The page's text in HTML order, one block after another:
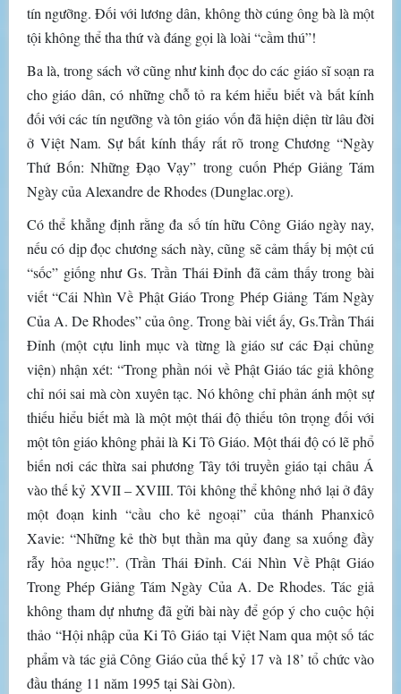
tín ngưỡng. Đối với lương dân, không thờ cúng ông bà là một
tội không thể tha thứ và đáng gọi là loài “cầm thú”!
Ba là, trong sách vở cũng như kinh đọc do các giáo sĩ soạn ra
cho giáo dân, có những chỗ tỏ ra kém hiểu biết và bất kính
đối với các tín ngưỡng và tôn giáo vốn đã hiện diện từ lâu đời
ở Việt Nam. Sự bất kính thấy rất rõ trong Chương “Ngày
Thứ Bốn: Những Đạo Vạy” trong cuốn Phép Giảng Tám
Ngày của Alexandre de Rhodes (Dunglac.org).
Có thể khẳng định rằng đa số tín hữu Công Giáo ngày nay,
nếu có dịp đọc chương sách này, cũng sẽ cảm thấy bị một cú
“sốc” giống như Gs. Trần Thái Đỉnh đã cảm thấy trong bài
viết “Cái Nhìn Về Phật Giáo Trong Phép Giảng Tám Ngày
Của A. De Rhodes” của ông. Trong bài viết ấy, Gs.Trần Thái
Đỉnh (một cựu linh mục và từng là giáo sư các Đại chủng
viện) nhận xét: “Trong phần nói về Phật Giáo tác giả không
chỉ nói sai mà còn xuyên tạc. Nó không chỉ phản ánh một sự
thiếu hiểu biết mà là một một thái độ thiếu tôn trọng đối với
một tôn giáo không phải là Ki Tô Giáo. Một thái độ có lẽ phổ
biến nơi các thừa sai phương Tây tới truyền giáo tại châu Á
vào thế kỷ XVII – XVIII. Tôi không thể không nhớ lại ở đây
một đoạn kinh “cầu cho kẻ ngoại” của thánh Phanxicô
Xavie: “Những kẻ thờ bụt thần ma qủy đang sa xuống đầy
rẫy hỏa ngục!”. (Trần Thái Đỉnh. Cái Nhìn Về Phật Giáo
Trong Phép Giảng Tám Ngày Của A. De Rhodes. Tác giả
không tham dự nhưng đã gửi bài này để góp ý cho cuộc hội
thảo “Hội nhập của Ki Tô Giáo tại Việt Nam qua một số tác
phẩm và tác giả Công Giáo của thế kỷ 17 và 18’ tổ chức vào
đầu tháng 11 năm 1995 tại Sài Gòn).